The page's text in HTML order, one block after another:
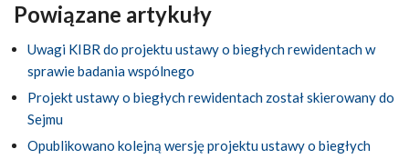
Powiązane artykuły
Uwagi KIBR do projektu ustawy o biegłych rewidentach w
sprawie badania wspólnego
Projekt ustawy o biegłych rewidentach został skierowany do
Sejmu
Opublikowano kolejną wersję projektu ustawy o biegłych